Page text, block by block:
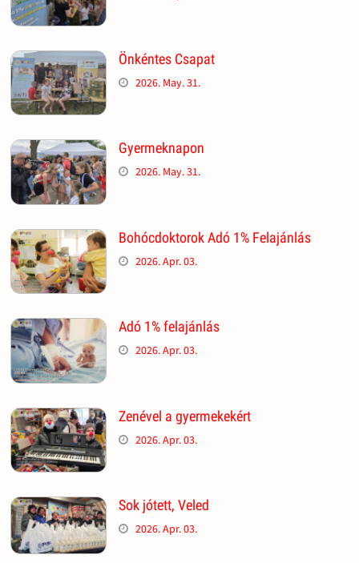
Önkéntes Csapat
2026. May. 31.
Gyermeknapon
2026. May. 31.
Bohócdoktorok Adó 1% Felajánlás
2026. Apr. 03.
Adó 1% felajánlás
2026. Apr. 03.
Zenével a gyermekekért
2026. Apr. 03.
Sok jótett, Veled
2026. Apr. 03.